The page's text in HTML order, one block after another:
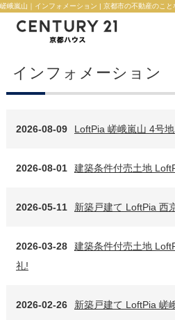
嵯峨嵐山｜インフォメーション | 京都市の不動産のこ
インフォメーション
2026-08-09 LoftPia 嵯峨嵐山 4号
2026-08-01 建築条件付売土地
2026-05-11 新築戸建て LoftPia 西
2026-03-28
建築条件付売土地
礼!
2026-02-26 新築戸建て LoftPia 嵯